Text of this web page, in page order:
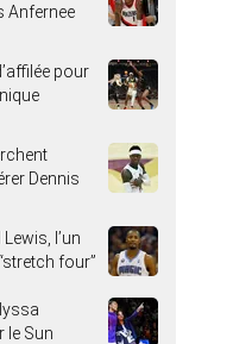
Anfernee
pour
Dennis
l’un
four”
le Sun